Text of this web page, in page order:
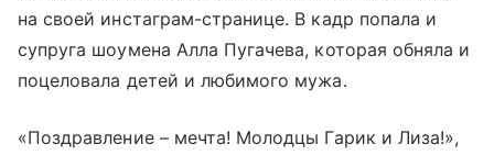
на своей инстаграм-странице. В кадр попала и
супруга шоумена Алла Пугачева, которая обняла и
поцеловала детей и любимого мужа.
«Поздравление – мечта! Молодцы Гарик и Лиза!»,